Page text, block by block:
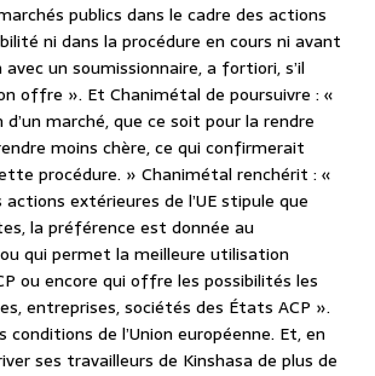
publics dans le cadre des actions
ni dans la procédure en cours ni avant
un soumissionnaire, a fortiori, s’il
offre ». Et Chanimétal de poursuivre : «
marché, que ce soit pour la rendre
moins chère, ce qui confirmerait
procédure. » Chanimétal renchérit : «
extérieures de l’UE stipule que
la préférence est donnée au
qui permet la meilleure utilisation
ou encore qui offre les possibilités les
entreprises, sociétés des États ACP ».
de l’Union européenne. Et, en
ses travailleurs de Kinshasa de plus de